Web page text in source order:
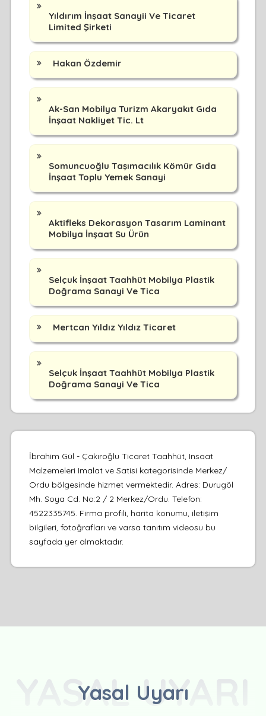
Yıldırım İnşaat Sanayii Ve Ticaret
Limited Şirketi
Hakan Özdemir
Ak-San Mobilya Turizm Akaryakıt Gıda
İnşaat Nakliyet Tic. Lt
Somuncuoğlu Taşımacılık Kömür Gıda
İnşaat Toplu Yemek Sanayi
Aktifleks Dekorasyon Tasarım Laminant
Mobilya İnşaat Su Ürün
Selçuk İnşaat Taahhüt Mobilya Plastik
Doğrama Sanayi Ve Tica
Mertcan Yıldız Yıldız Ticaret
Selçuk İnşaat Taahhüt Mobilya Plastik
Doğrama Sanayi Ve Tica
İbrahim Gül - Çakıroğlu Ticaret Taahhüt, Insaat
Malzemeleri Imalat ve Satisi kategorisinde Merkez/
Ordu bölgesinde hizmet vermektedir. Adres: Durugöl
Mh. Soya Cd. No:2 / 2 Merkez/Ordu. Telefon:
4522335745. Firma profili, harita konumu, iletişim
bilgileri, fotoğrafları ve varsa tanıtım videosu bu
sayfada yer almaktadır.
Yasal Uyarı
YASAL UYARI